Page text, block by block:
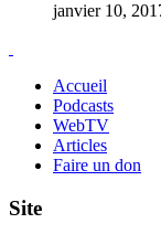
janvier 10,
Accueil
Podcasts
WebTV
Articles
Faire un don
Site